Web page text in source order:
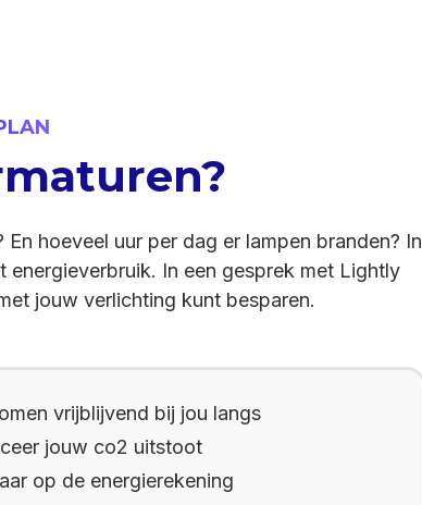
hoeveel uur per dag er lampen branden? In
In een gesprek met Lightly
jouw verlichting kunt besparen.
vrijblijvend bij jou langs
jouw co2 uitstoot
op de energierekening